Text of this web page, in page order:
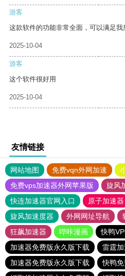
游客
这款软件的功能非常全面，可以满足我
2025-10-04
游客
这个软件很好用
2025-10-04
友情链接
网站地图 免费vqn外网加速
免费vps加速器外网苹果版
旋风
快连加速器官网入口
原子加速器
旋风加速度器
外网网址导航
狂飙加速器
哔咔漫画
快鸭
加速器免费版永久版下载
雷霆加
加速器免费版永久版下载
快鸭